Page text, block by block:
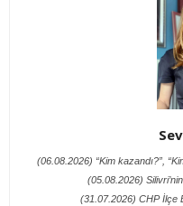
(06.08.2026) “Kim kazandı?”,
(05.08.2026)
(31.07.2026) CHP İlçe